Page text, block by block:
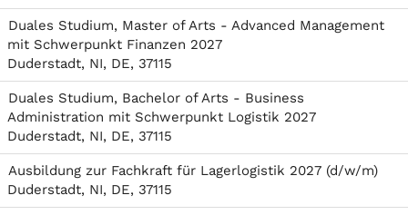
Duales Studium, Master of Arts - Advanced Management
mit Schwerpunkt Finanzen 2027
Duderstadt, NI, DE, 37115
Duales Studium, Bachelor of Arts - Business
Administration mit Schwerpunkt Logistik 2027
Duderstadt, NI, DE, 37115
Ausbildung zur Fachkraft für Lagerlogistik 2027 (d/w/m)
Duderstadt, NI, DE, 37115